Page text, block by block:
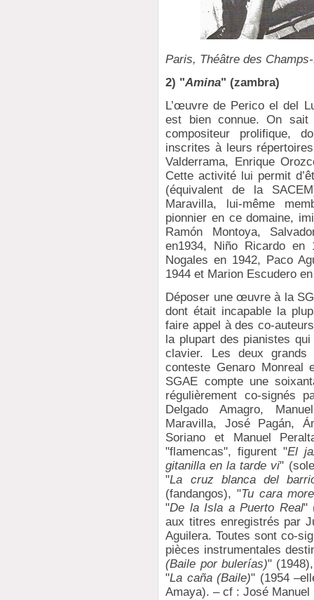
Paris, Théâtre des
2) "Amina" (zambra)
L’œuvre de Perico el del
est bien connue. On sait
compositeur prolifique,
inscrites à leurs
Valderrama, Enrique
Cette activité lui permit
(équivalent de la
Maravilla, lui-même
pionnier en ce domaine,
Ramón Montoya,
en1934, Niño Ricardo en
Nogales en 1942, Paco
1944 et Marion Escudero
Déposer une œuvre à la
dont était incapable la
faire appel à des co-
la plupart des pianistes
clavier. Les deux
conteste Genaro Monreal
SGAE compte une
régulièrement co-signés
Delgado Amagro,
Maravilla, José Pagán,
Soriano et Manuel
"flamencas", figurent "El
gitanilla en la tarde vi"
"La cruz blanca del
(fandangos), "Tu cara
"De la Isla a Puerto Real"
aux titres enregistrés par
Aguilera. Toutes sont co-
pièces instrumentales
(Baile por bulerías)"
"La caña (Baile)" (1954
Amaya). – cf : José Manuel